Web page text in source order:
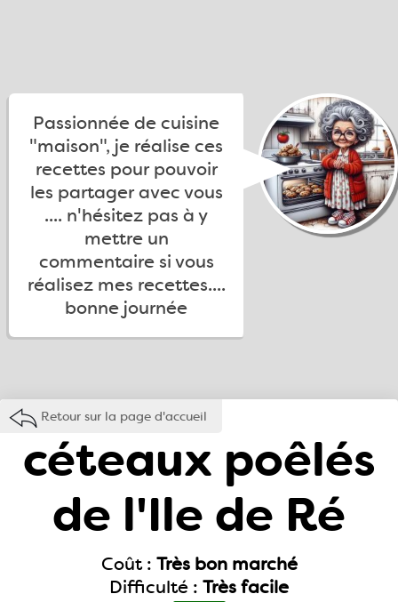
Passionnée de cuisine
"maison", je réalise ces
recettes pour pouvoir
les partager avec vous
.... n'hésitez pas à y
mettre un
commentaire si vous
réalisez mes recettes....
bonne journée
Retour sur la page d'accueil
céteaux poêlés
de l'Ile de Ré
Coût : Très bon marché
Difficulté : Très facile